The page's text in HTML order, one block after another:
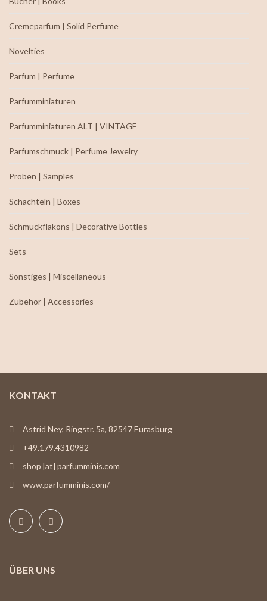
Cremeparfum | Solid Perfume
Novelties
Parfum | Perfume
Parfumminiaturen
Parfumminiaturen ALT | VINTAGE
Parfumschmuck | Perfume Jewelry
Proben | Samples
Schachteln | Boxes
Schmuckflakons | Decorative Bottles
Sets
Sonstiges | Miscellaneous
Zubehör | Accessories
KONTAKT
Astrid Ney, Ringstr. 5a, 82547 Eurasburg
+49.179.4310982
shop [at] parfumminis.com
www.parfumminis.com/
ÜBER UNS